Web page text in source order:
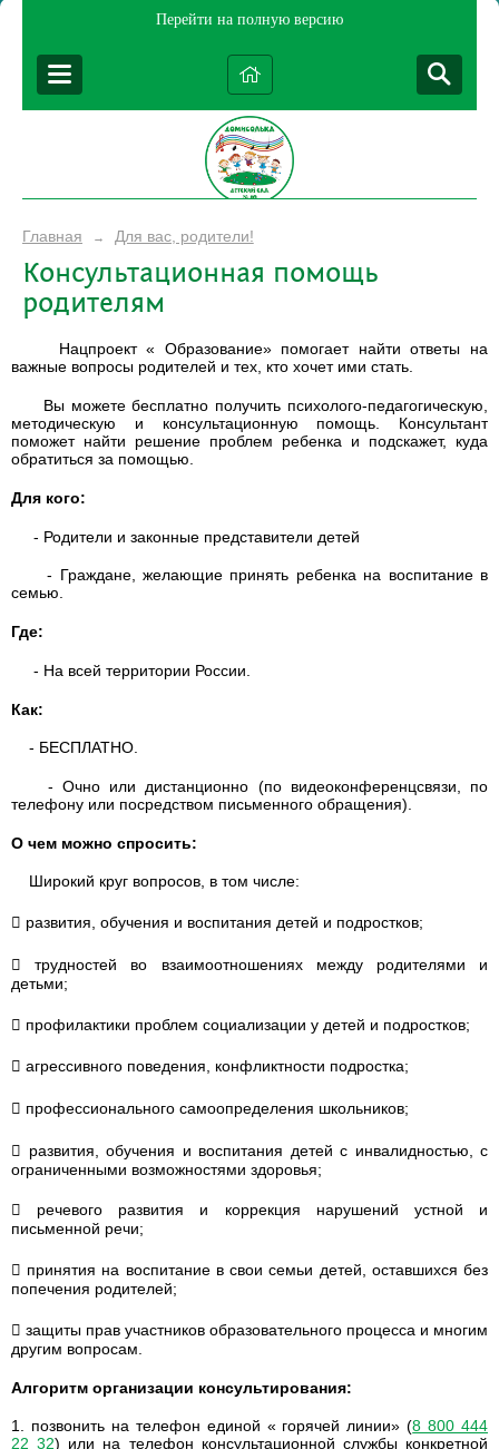
Перейти на полную версию
Главная → Для вас, родители!
Консультационная помощь
родителям
Нацпроект « Образование» помогает найти ответы на
важные вопросы родителей и тех, кто хочет ими стать.
Вы можете бесплатно получить психолого-педагогическую,
методическую и консультационную помощь. Консультант
поможет найти решение проблем ребенка и подскажет, куда
обратиться за помощью.
Для кого:
- Родители и законные представители детей
- Граждане, желающие принять ребенка на воспитание в
семью.
Где:
- На всей территории России.
Как:
- БЕСПЛАТНО.
- Очно или дистанционно (по видеоконференцсвязи, по
телефону или посредством письменного обращения).
О чем можно спросить:
Широкий круг вопросов, в том числе:
 развития, обучения и воспитания детей и подростков;
 трудностей во взаимоотношениях между родителями и
детьми;
 профилактики проблем социализации у детей и подростков;
 агрессивного поведения, конфликтности подростка;
 профессионального самоопределения школьников;
 развития, обучения и воспитания детей с инвалидностью, с
ограниченными возможностями здоровья;
 речевого развития и коррекция нарушений устной и
письменной речи;
 принятия на воспитание в свои семьи детей, оставшихся без
попечения родителей;
 защиты прав участников образовательного процесса и многим
другим вопросам.
Алгоритм организации консультирования:
1. позвонить на телефон единой « горячей линии» (8 800 444
22 32) или на телефон консультационной службы конкретной